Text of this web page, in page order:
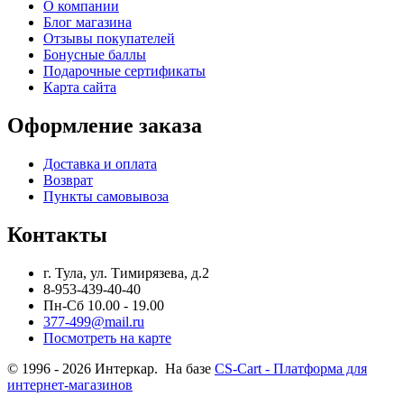
О компании
Блог магазина
Отзывы покупателей
Бонусные баллы
Подарочные сертификаты
Карта сайта
Оформление заказа
Доставка и оплата
Возврат
Пункты самовывоза
Контакты
г. Тула, ул. Тимирязева, д.2
8-953-439-40-40
Пн-Сб 10.00 - 19.00
377-499@mail.ru
Посмотреть на карте
© 1996 - 2026 Интеркар. На базе CS-Cart - Платформа для
интернет-магазинов